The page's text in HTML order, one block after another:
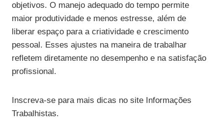
objetivos. O manejo adequado do tempo permite
maior produtividade e menos estresse, além de
liberar espaço para a criatividade e crescimento
pessoal. Esses ajustes na maneira de trabalhar
refletem diretamente no desempenho e na satisfação
profissional.
Inscreva-se para mais dicas no site Informações
Trabalhistas.